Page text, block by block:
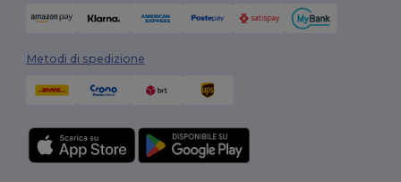
Metodi di spedizione